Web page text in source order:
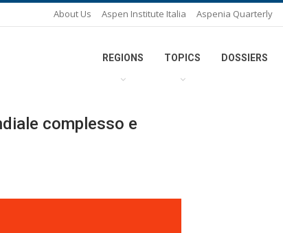
About Us Aspen Institute Italia Aspenia Quarterly
REGIONS TOPICS DOSSIERS
complesso e